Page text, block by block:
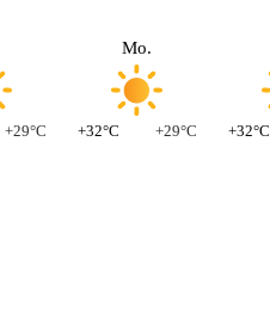
+29°C
Mo.
+32°C +29°C +32°C